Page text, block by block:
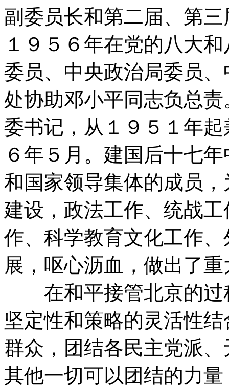
副委员长和第二届、第
１９５６年在党的八大
委员、中央政治局委员
处协助邓小平同志负总
委书记，从１９５１年
６年５月。建国后十七
和国家领导集体的成员
建设，政法工作、统战
作、科学教育文化工作
展，呕心沥血，做出了
在和平接管北京的过
坚定性和策略的灵活性
群众，团结各民主党派
其他一切可以团结的力